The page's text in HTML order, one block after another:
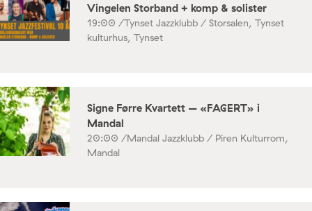
Vingelen Storband + komp & solister
19:00 /Tynset Jazzklubb / Storsalen, Tynset
kulturhus, Tynset
Signe Førre Kvartett – «FAGERT» i
Mandal
20:00 /Mandal Jazzklubb / Piren Kulturrom,
Mandal